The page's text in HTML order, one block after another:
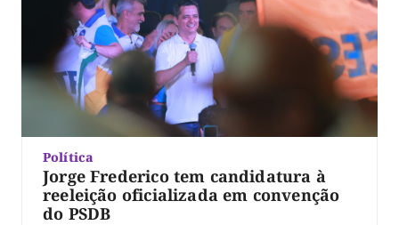
Política
Jorge Frederico tem candidatura à
reeleição oficializada em convenção
do PSDB